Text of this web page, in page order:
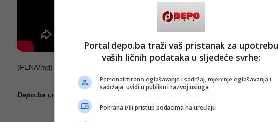
(FENA/md)
Depo.ba pratite putem društvenih mreža
Portal depo.ba traži vaš pristanak za upotrebu
vaših ličnih podataka u sljedeće svrhe:
Personalizirano oglašavanje i sadržaj, mjerenje oglašavanja i
sadržaja, uvidi u publiku i razvoj usluga
Pohrana i/ili pristup podacima na uređaju